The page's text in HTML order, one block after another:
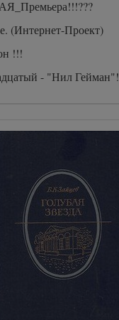
(Интернет-Проект)
!!!
- "Нил Гейман"!